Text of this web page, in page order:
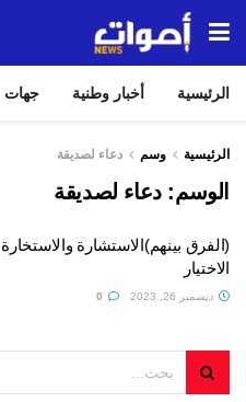
الرئيسية أخبار وطنية جهات
الرئيسية وسم دعاء لصديقة
الوسم:دعاء لصديقة
(الفرق بينهم)الاستشارة
الاختيار
ديسمبر 26, 2023